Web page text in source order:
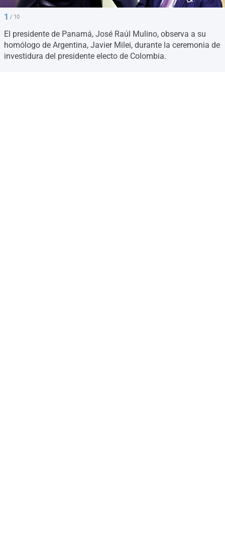
1 / 10
El presidente de Panamá, José Raúl Mulino, observa a su
homólogo de Argentina, Javier Milei, durante la ceremonia de
investidura del presidente electo de Colombia.